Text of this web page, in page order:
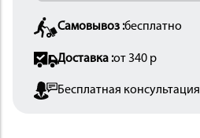
Самовывоз :бесплатно
Доставка :от 340 р
Бесплатная консультация